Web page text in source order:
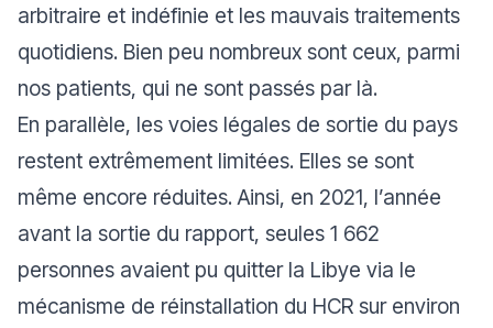
arbitraire et indéfinie et les mauvais traitements
quotidiens. Bien peu nombreux sont ceux, parmi
nos patients, qui ne sont passés par là.
En parallèle, les voies légales de sortie du pays
restent extrêmement limitées. Elles se sont
même encore réduites. Ainsi, en 2021, l’année
avant la sortie du rapport, seules 1 662
personnes avaient pu quitter la Libye via le
mécanisme de réinstallation du HCR sur environ